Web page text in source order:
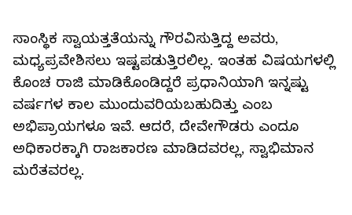
ಸಾಂಸ್ಥಿಕ ಸ್ವಾಯತ್ತತೆಯನ್ನು ಗೌರವಿಸುತ್ತಿದ್ದ ಅವರು,
ಮಧ್ಯಪ್ರವೇಶಿಸಲು ಇಷ್ಟಪಡುತ್ತಿರಲಿಲ್ಲ. ಇಂತಹ ವಿಷಯಗಳಲ್ಲಿ
ಕೊಂಚ ರಾಜಿ ಮಾಡಿಕೊಂಡಿದ್ದರೆ ಪ್ರಧಾನಿಯಾಗಿ ಇನ್ನಷ್ಟು
ವರ್ಷಗಳ ಕಾಲ ಮುಂದುವರಿಯಬಹುದಿತ್ತು ಎಂಬ
ಅಭಿಪ್ರಾಯಗಳೂ ಇವೆ. ಆದರೆ, ದೇವೇಗೌಡರು ಎಂದೂ
ಅಧಿಕಾರಕ್ಕಾಗಿ ರಾಜಕಾರಣ ಮಾಡಿದವರಲ್ಲ, ಸ್ವಾಭಿಮಾನ
ಮರೆತವರಲ್ಲ.